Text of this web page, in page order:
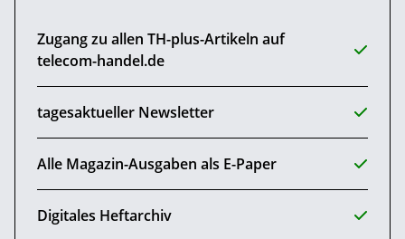
Zugang zu allen TH-plus-Artikeln auf
telecom-handel.de
tagesaktueller Newsletter
Alle Magazin-Ausgaben als E-Paper
Digitales Heftarchiv